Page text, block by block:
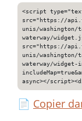
<script
src="https://
unis/washington/
waterway/
src="https://
unis/washington/
waterway/
async></
📄 Copier